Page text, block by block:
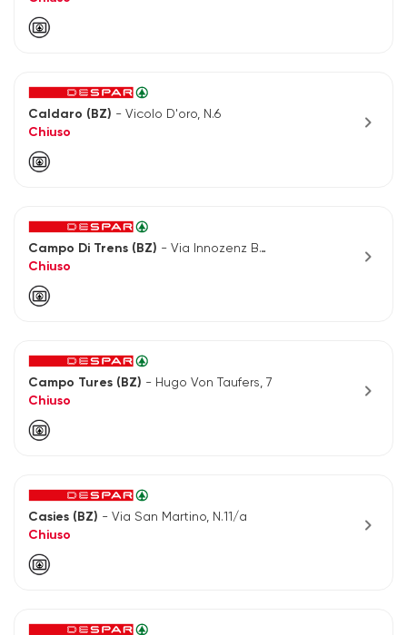
Caldaro (BZ) - Vicolo D'oro, N.6
Chiuso
chevron_right
Campo Di Trens (BZ) - Via Innozenz Barat, 34
Chiuso
chevron_right
Campo Tures (BZ) - Hugo Von Taufers, 7
Chiuso
chevron_right
Casies (BZ) - Via San Martino, N.11/a
Chiuso
chevron_right